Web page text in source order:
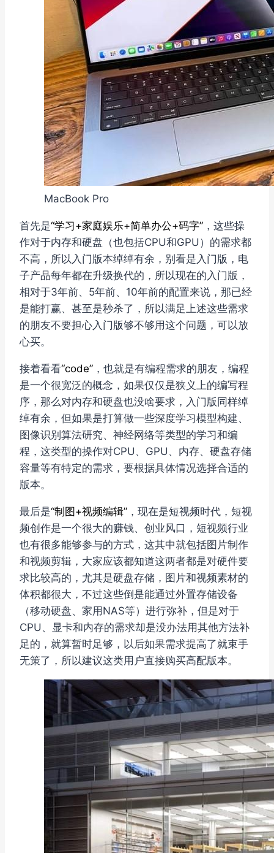
MacBook Pro
首先是“学习+家庭娱乐+简单办公+码字” ，这些操
作对于内存和硬盘（也包括CPU和GPU）的需求都
不高，所以入门版本绰绰有余，别看是入门版，电
子产品每年都在升级换代的，所以现在的入门版，
相对于3年前、5年前、10年前的配置来说，那已经
是能打赢、甚至是秒杀了，所以满足上述这些需求
的朋友不要担心入门版够不够用这个问题，可以放
心买。
接着看看“code” ，也就是有编程需求的朋友，编程
是一个很宽泛的概念，如果仅仅是狭义上的编写程
序，那么对内存和硬盘也没啥要求，入门版同样绰
绰有余，但如果是打算做一些深度学习模型构建、
图像识别算法研究、神经网络等类型的学习和编
程，这类型的操作对CPU、GPU、内存、硬盘存储
容量等有特定的需求，要根据具体情况选择合适的
版本。
最后是“制图+视频编辑” ，现在是短视频时代，短视
频创作是一个很大的赚钱、创业风口，短视频行业
也有很多能够参与的方式，这其中就包括图片制作
和视频剪辑，大家应该都知道这两者都是对硬件要
求比较高的，尤其是硬盘存储，图片和视频素材的
体积都很大，不过这些倒是能通过外置存储设备
（移动硬盘、家用NAS等）进行弥补，但是对于
CPU、显卡和内存的需求却是没办法用其他方法补
足的，就算暂时足够，以后如果需求提高了就束手
无策了，所以建议这类用户直接购买高配版本。